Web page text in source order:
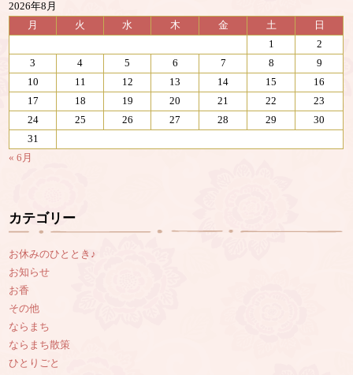
2026年8月
月
火 水 木 金 土
日
1
2
3
4 5 6 7 8
9
10
11 12 13 14 15
16
17
18 19 20 21 22
23
24
25 26 27 28 29
30
31
« 6月
カテゴリー
お休みのひととき♪
お知らせ
お香
その他
ならまち
ならまち散策
ひとりごと